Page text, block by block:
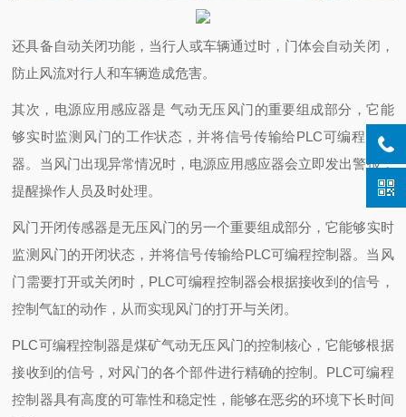
还具备自动关闭功能，当行人或车辆通过时，门体会自动关闭，
防止风流对行人和车辆造成危害。
其次，电源应用感应器是 气动无压风门的重要组成部分，它能
够实时监测风门的工作状态，并将信号传输给PLC可编程控制
器。当风门出现异常情况时，电源应用感应器会立即发出警报，
提醒操作人员及时处理。
风门开闭传感器是无压风门的另一个重要组成部分，它能够实时
监测风门的开闭状态，并将信号传输给PLC可编程控制器。当风
门需要打开或关闭时，PLC可编程控制器会根据接收到的信号，
控制气缸的动作，从而实现风门的打开与关闭。
PLC可编程控制器是煤矿气动无压风门的控制核心，它能够根据
接收到的信号，对风门的各个部件进行精确的控制。PLC可编程
控制器具有高度的可靠性和稳定性，能够在恶劣的环境下长时间